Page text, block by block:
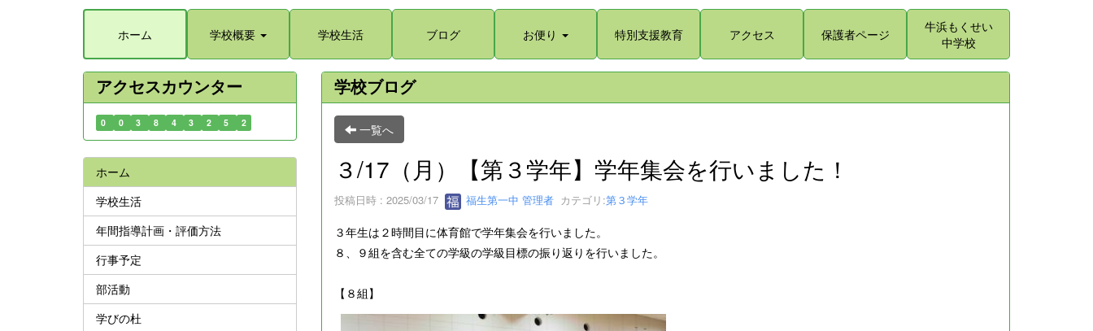
ホーム 学校概要 学校生活 ブログ お便り 特別支援教育 アクセス 保護者ページ
牛浜もくせい
中学校
学校ブログ
一覧へ
３/17（月）【第３学年】学年集会を行いました！
投稿日時 : 2025/03/17 福生第一中 管理者カテゴリ:第３学年
３年生は２時間目に体育館で学年集会を行いました。
８、９組を含む全ての学級の学級目標の振り返りを行いました。
【８組】
アクセスカウンター
0 0 3 8 4 3 2 5 2
ホーム
学校生活
年間指導計画・評価方法
行事予定
部活動
学びの杜